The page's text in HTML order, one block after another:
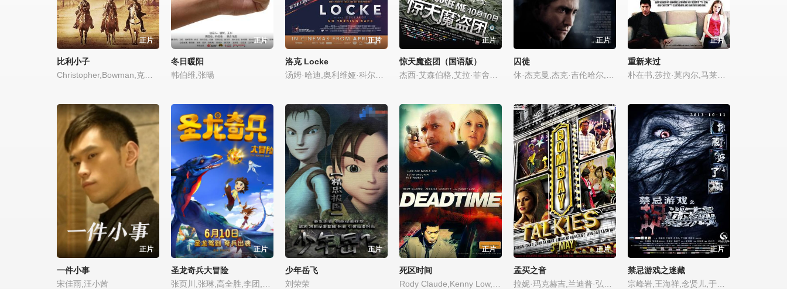
正片
比利小子
正片
冬日暖阳
韩伯维,张暘
正片
洛克 Locke
正片
惊天魔盗团（国语版）
正片
囚徒
正片
重新来过
正片
一件小事
宋佳雨,汪小茜
正片
圣龙奇兵大冒险
正片
少年岳飞
刘荣荣
正片
死区时间
正片
孟买之音
正片
禁忌游戏之迷藏